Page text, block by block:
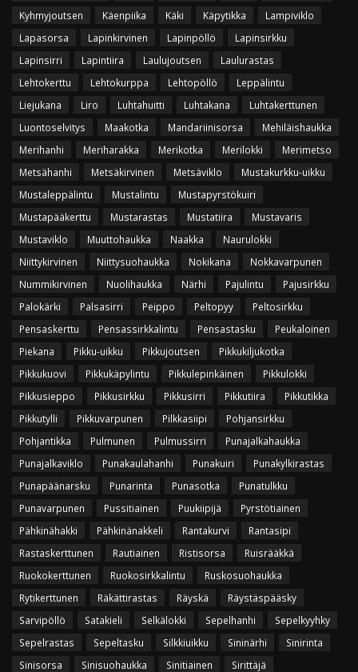
Kyhmyjoutsen
Käenpiika Käki Käpytikka
Lampiviklo
Lapasorsa
Lapinkirvinen Lapinpöllö
Lapinsirkku
Lapinsirri
Lapintiira Laulujoutsen
Laulurastas
Lehtokerttu
Lehtokurppa Lehtopöllö
Leppälintu
Liejukana
Liro Luhtahuitti Luhtakana
Luhtakerttunen
Luontoselvitys
Maakotka Mandariinisorsa
Mehiläishaukka
Merihanhi
Meriharakka Merikotka Merilokki
Merimetso
Metsähanhi
Metsäkirvinen Metsäviklo
Mustakurkku-uikku
Mustaleppälintu
Mustalintu
Mustapyrstökuiri
Mustapääkerttu
Mustarastas Mustatiira
Mustavaris
Mustaviklo
Muuttohaukka Naakka
Naurulokki
Niittykirvinen
Niittysuohaukka Nokikana
Nokkavarpunen
Nummikirvinen
Nuolihaukka Närhi Pajulintu
Pajusirkku
Palokärki
Palsasirri Peippo Peltopyy
Peltosirkku
Pensaskerttu
Pensassirkkalintu Pensastasku
Peukaloinen
Piekana
Pikku-uikku Pikkujoutsen
Pikkukiljukotka
Pikkukuovi
Pikkukäpylintu Pikkulepinkäinen
Pikkulokki
Pikkusieppo
Pikkusirkku Pikkusirri Pikkutiira
Pikkutikka
Pikkutylli
Pikkuvarpunen Pilkkasiipi
Pohjansirkku
Pohjantikka
Pulmunen Pulmussirri
Punajalkahaukka
Punajalkaviklo
Punakaulahanhi Punakuiri
Punakylkirastas
Punapäänarsku
Punarinta Punasotka
Punatulkku
Punavarpunen
Pussitiainen Puukiipijä
Pyrstötiainen
Pähkinähakki
Pähkinänakkeli Rantakurvi
Rantasipi
Rastaskerttunen
Rautiainen Ristisorsa
Ruisrääkkä
Ruokokerttunen
Ruokosirkkalintu
Ruskosuohaukka
Rytikerttunen
Räkättirastas Räyskä
Räystäspääsky
Sarvipöllö
Satakieli Selkälokki Sepelhanhi
Sepelkyyhky
Sepelrastas
Sepeltasku Silkkiuikku Sininärhi
Sinirinta
Sinisorsa
Sinisuohaukka Sinitiainen
Sirittäjä